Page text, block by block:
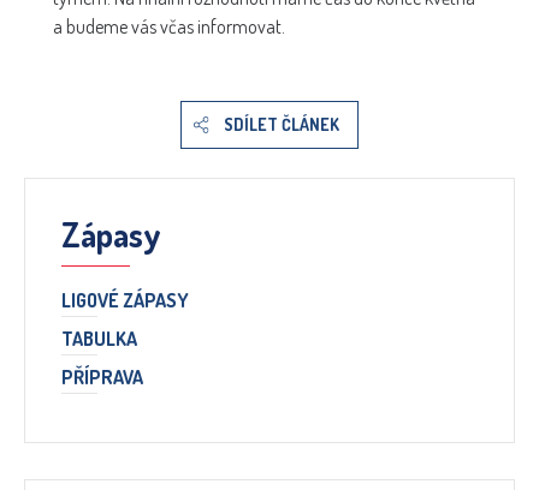
a budeme vás včas informovat.
SDÍLET ČLÁNEK
Zápasy
LIGOVÉ ZÁPASY
TABULKA
PŘÍPRAVA